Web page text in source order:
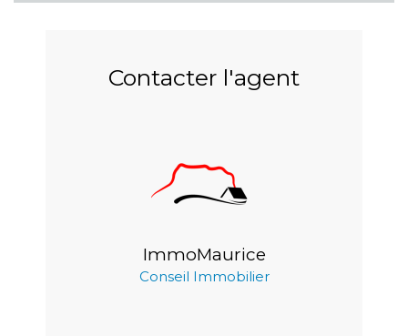
Contacter l'agent
ImmoMaurice
Conseil Immobilier